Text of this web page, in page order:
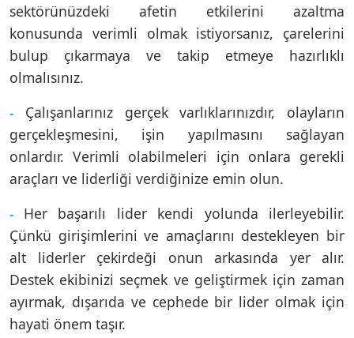
sektörünüzdeki afetin etkilerini azaltma
konusunda verimli olmak istiyorsanız, çarelerini
bulup çıkarmaya ve takip etmeye hazırlıklı
olmalısınız.
- Çalışanlarınız gerçek varlıklarınızdır, olayların
gerçekleşmesini, işin yapılmasını sağlayan
onlardır. Verimli olabilmeleri için onlara gerekli
araçları ve liderliği verdiğinize emin olun.
- Her başarılı lider kendi yolunda ilerleyebilir.
Çünkü girişimlerini ve amaçlarını destekleyen bir
alt liderler çekirdeği onun arkasında yer alır.
Destek ekibinizi seçmek ve geliştirmek için zaman
ayırmak, dışarıda ve cephede bir lider olmak için
hayati önem taşır.